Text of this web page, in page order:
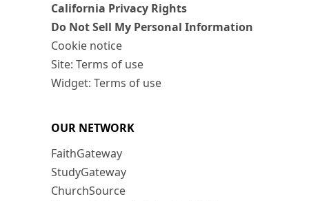
California Privacy Rights
Do Not Sell My Personal Information
Cookie notice
Site: Terms of use
Widget: Terms of use
OUR NETWORK
FaithGateway
StudyGateway
ChurchSource